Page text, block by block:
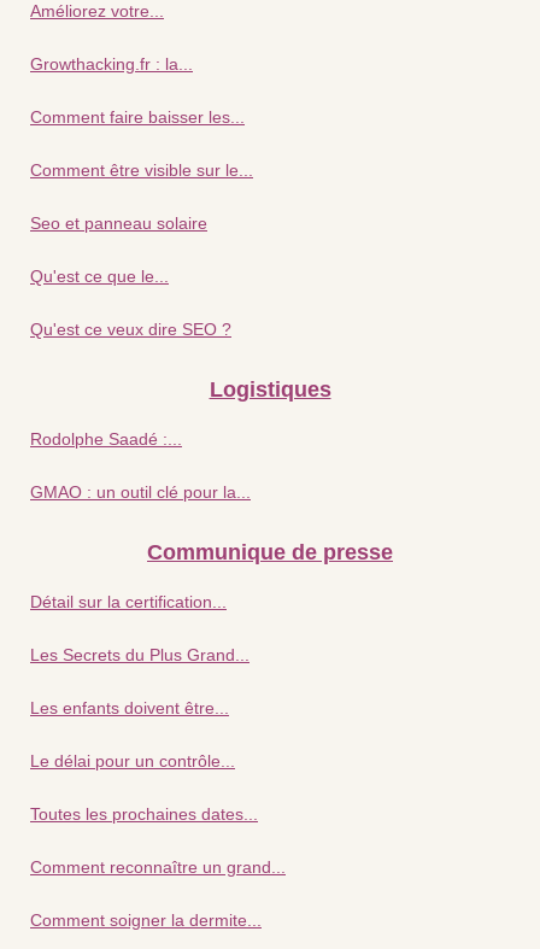
Améliorez votre...
Growthacking.fr : la...
Comment faire baisser les...
Comment être visible sur le...
Seo et panneau solaire
Qu'est ce que le...
Qu'est ce veux dire SEO ?
Logistiques
Rodolphe Saadé :...
GMAO : un outil clé pour la...
Communique de presse
Détail sur la certification...
Les Secrets du Plus Grand...
Les enfants doivent être...
Le délai pour un contrôle...
Toutes les prochaines dates...
Comment reconnaître un grand...
Comment soigner la dermite...